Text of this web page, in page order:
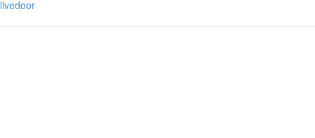
livedoor